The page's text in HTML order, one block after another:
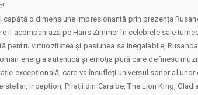
capătă o dimensiune impresionantă prin prezența
il acompaniază pe Hans Zimmer în celebrele sale
pentru virtuozitatea și pasiunea sa inegalabile,
energia autentică și emoția pură care definesc
excepțională, care va însufleţi universul sonor al
Inception, Pirații din Caraibe, The Lion King,